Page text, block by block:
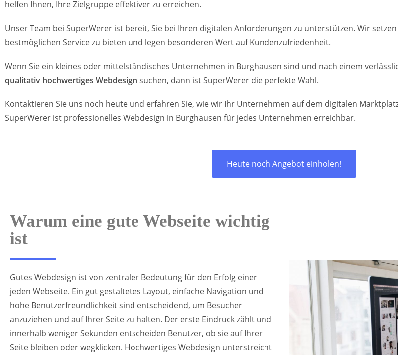
helfen Ihnen, Ihre Zielgruppe effektiver zu erreichen.
Unser Team bei SuperWerer ist bereit, Sie bei Ihren digitalen Anforderungen zu unterstützen. Wir
bestmöglichen Service zu bieten und legen besonderen Wert auf Kundenzufriedenheit.
Wenn Sie ein kleines oder mittelständisches Unternehmen in Burghausen sind und nach einem
qualitativ hochwertiges Webdesign suchen, dann ist SuperWerer die perfekte Wahl.
Kontaktieren Sie uns noch heute und erfahren Sie, wie wir Ihr Unternehmen auf dem digitalen
SuperWerer ist professionelles Webdesign in Burghausen für jedes Unternehmen erreichbar.
Heute noch Angebot einholen!
Warum eine gute Webseite wichtig
ist
Gutes Webdesign ist von zentraler Bedeutung für den Erfolg einer
jeden Webseite. Ein gut gestaltetes Layout, einfache Navigation und
hohe Benutzerfreundlichkeit sind entscheidend, um Besucher
anzuziehen und auf Ihrer Seite zu halten. Der erste Eindruck zählt und
innerhalb weniger Sekunden entscheiden Benutzer, ob sie auf Ihrer
Seite bleiben oder wegklicken. Hochwertiges Webdesign unterstreicht